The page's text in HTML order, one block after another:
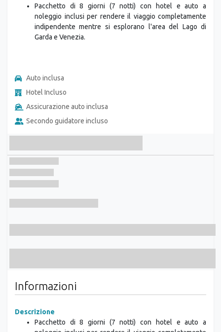
noleggio inclusi per rendere il viaggio completamente
indipendente mentre si esplorano l'area del Lago di
Garda e Venezia.
Informazioni
Pacchetto di 8 giorni (7 notti) con hotel e auto a
noleggio inclusi per rendere il viaggio completamente